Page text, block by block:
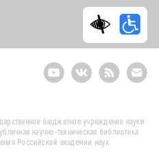
YoutubeВКонтактеRSS
E-
mail
подписка
бюджетное учреждение науки
научно-техническая библиотека
Российской академии наук